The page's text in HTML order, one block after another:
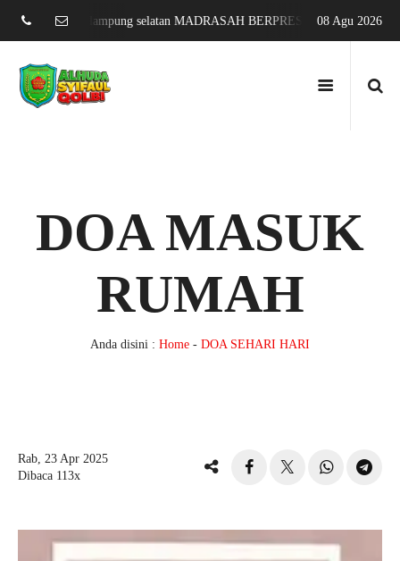
jati agung lampung selatan MADRASAH BERPRESTASI DAN08 Agu 2026
DOA MASUK
RUMAH
Anda disini : Home - DOA SEHARI HARI
Rab, 23 Apr 2025
Dibaca 113x